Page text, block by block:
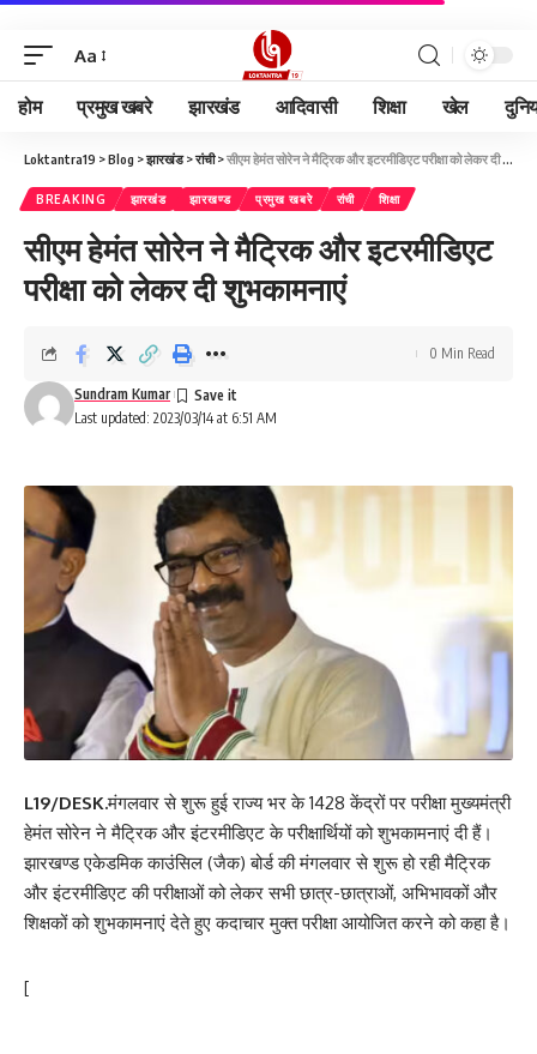
Aa
होम प्रमुख खबरे झारखंड आदिवासी शिक्षा खेल
Loktantra19 >Blog >झारखंड>रांची>सीएम हेमंत सोरेन ने मैट्रिक और इटरमीडिएट परीक्षा को लेकर दी शुभकामनाएं
BREAKING झारखंड झारखण्ड प्रमुख खबरे रांची शिक्षा
सीएम हेमंत सोरेन ने मैट्रिक और इटरमीडिएट
परीक्षा को लेकर दी शुभकामनाएं
Last updated: 2023/03/14 at 6:51 AM
Sundram Kumar
0 Min Read
L19/DESK.मंगलवार से शुरू हुई राज्य भर के 1428 केंद्रों पर परीक्षा मुख्यमंत्री
हेमंत सोरेन ने मैट्रिक और इंटरमीडिएट के परीक्षार्थियों को शुभकामनाएं दी हैं।
झारखण्ड एकेडमिक काउंसिल (जैक) बोर्ड की मंगलवार से शुरू हो रही मैट्रिक
और इंटरमीडिएट की परीक्षाओं को लेकर सभी छात्र-छात्राओं, अभिभावकों और
शिक्षकों को शुभकामनाएं देते हुए कदाचार मुक्त परीक्षा आयोजित करने को कहा है।
[